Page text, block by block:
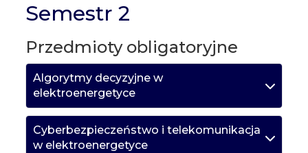
Semestr 2
Przedmioty obligatoryjne
Algorytmy decyzyjne w
elektroenergetyce
Cyberbezpieczeństwo i telekomunikacja
w elektroenergetyce